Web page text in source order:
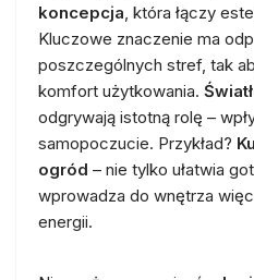
koncepcja, która łączy
Kluczowe znaczenie ma
poszczególnych stref, tak
komfort użytkowania.
odgrywają istotną rolę –
samopoczucie. Przykład?
ogród – nie tylko ułatwia
wprowadza do wnętrza
energii.